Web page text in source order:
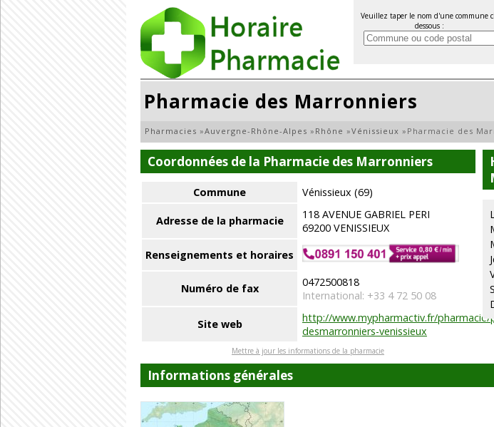
Veuillez taper le nom d'une commune
dessous :
Pharmacie des Marronniers
Pharmacies »Auvergne-Rhône-Alpes » Rhône »Vénissieux » Pharmacie des
Coordonnées de la Pharmacie des Marronniers
Commune Vénissieux (69)
Adresse de la pharmacie
118 AVENUE GABRIEL PERI
69200 VENISSIEUX
Renseignements et horaires
Numéro de fax
0472500818
International: +33 4 72 50 08
Site web
http://www.mypharmactiv.fr/pharmacie/
desmarronniers-venissieux
Mettre à jour les informations de la pharmacie
Informations générales